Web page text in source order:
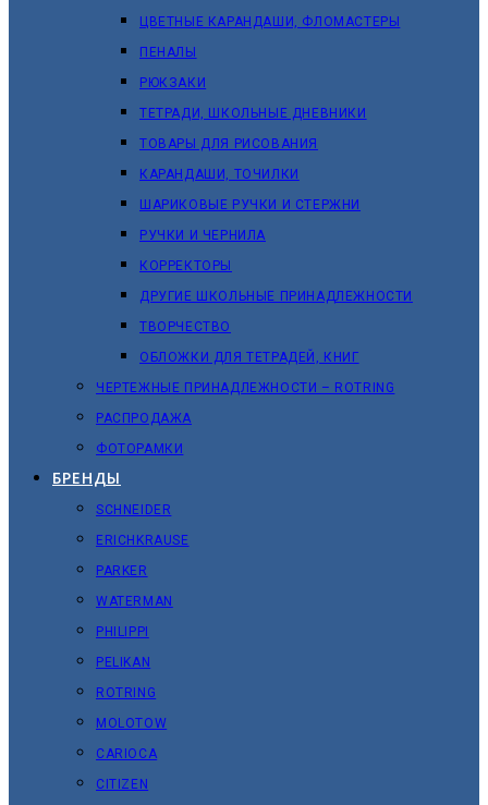
ЦВЕТНЫЕ КАРАНДАШИ, ФЛОМАСТЕРЫ
ПЕНАЛЫ
РЮКЗАКИ
ТЕТРАДИ, ШКОЛЬНЫЕ ДНЕВНИКИ
ТОВАРЫ ДЛЯ РИСОВАНИЯ
КАРАНДАШИ, ТОЧИЛКИ
ШАРИКОВЫЕ РУЧКИ И СТЕРЖНИ
РУЧКИ И ЧЕРНИЛА
КОРРЕКТОРЫ
ДРУГИЕ ШКОЛЬНЫЕ ПРИНАДЛЕЖНОСТИ
ТВОРЧЕСТВО
ОБЛОЖКИ ДЛЯ ТЕТРАДЕЙ, КНИГ
ЧЕРТЕЖНЫЕ ПРИНАДЛЕЖНОСТИ – ROTRING
РАСПРОДАЖА
ФОТОРАМКИ
БРЕНДЫ
SCHNEIDER
ERICHKRAUSE
PARKER
WATERMAN
PHILIPPI
PELIKAN
ROTRING
MOLOTOW
CARIOCA
CITIZEN